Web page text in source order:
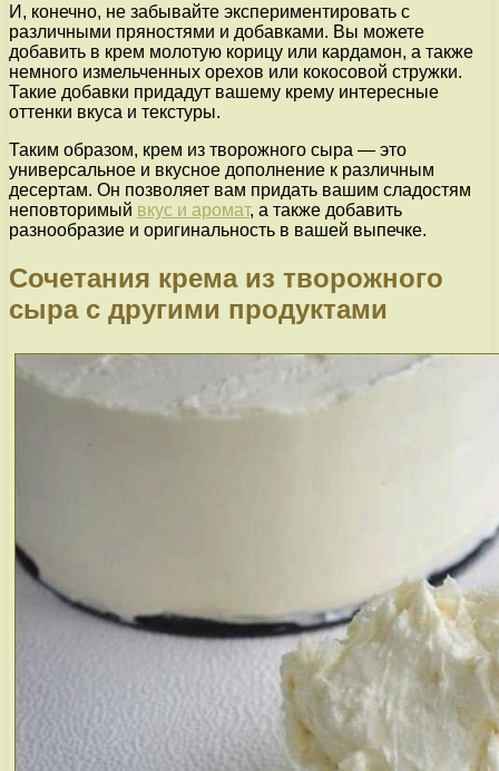
И, конечно, не забывайте экспериментировать с
различными пряностями и добавками. Вы можете
добавить в крем молотую корицу или кардамон, а также
немного измельченных орехов или кокосовой стружки.
Такие добавки придадут вашему крему интересные
оттенки вкуса и текстуры.
Таким образом, крем из творожного сыра — это
универсальное и вкусное дополнение к различным
десертам. Он позволяет вам придать вашим сладостям
неповторимый вкус и аромат, а также добавить
разнообразие и оригинальность в вашей выпечке.
Сочетания крема из творожного
сыра с другими продуктами